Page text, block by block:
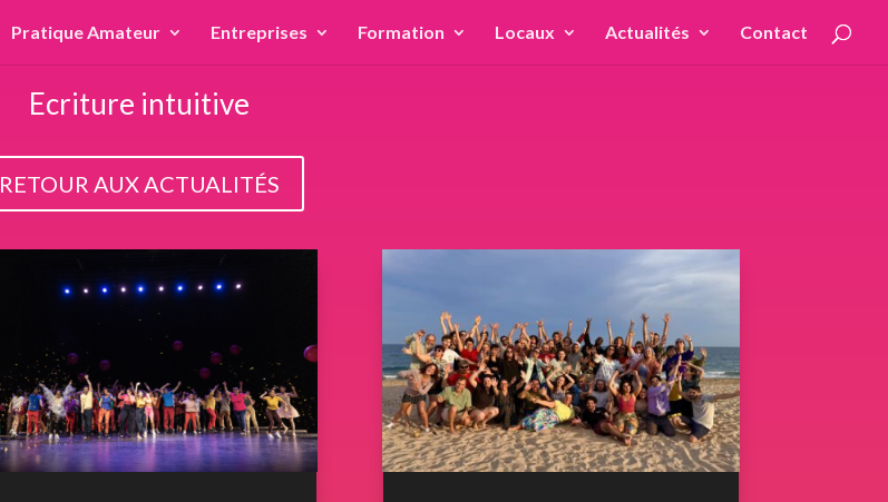
Pratique Amateur Entreprises Formation Locaux Actualités Contact
Ecriture intuitive
RETOUR AUX ACTUALITÉS